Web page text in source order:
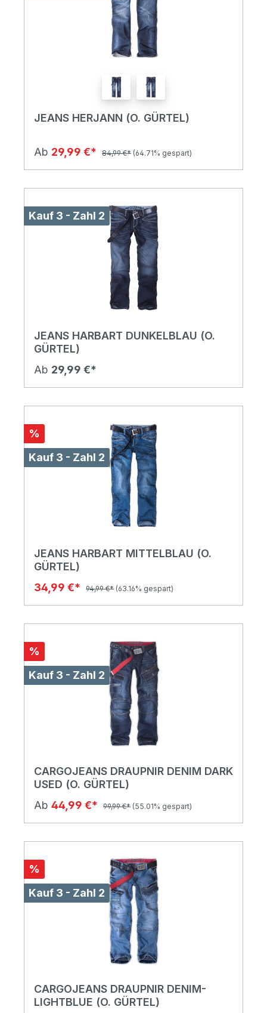
JEANS HERJANN (O. GÜRTEL)
Ab 29,99 €* 84,99 €* (64.71% gespart)
Kauf 3 - Zahl 2
JEANS HARBART DUNKELBLAU (O.
GÜRTEL)
Ab 29,99 €*
%
Kauf 3 - Zahl 2
JEANS HARBART MITTELBLAU (O.
GÜRTEL)
34,99 €*
94,99 €* (63.16% gespart)
%
Kauf 3 - Zahl 2
CARGOJEANS DRAUPNIR DENIM DARK
USED (O. GÜRTEL)
Ab 44,99 €* 99,99 €* (55.01% gespart)
%
Kauf 3 - Zahl 2
CARGOJEANS DRAUPNIR DENIM-
LIGHTBLUE (O. GÜRTEL)